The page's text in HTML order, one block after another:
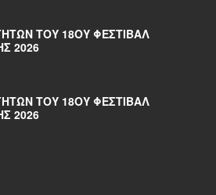
ΤΟΥ 18ΟΥ ΦΕΣΤΙΒΆΛ
2026
ΤΟΥ 18ΟΥ ΦΕΣΤΙΒΆΛ
2026